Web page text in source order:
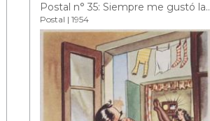
Postal n° 35:
Postal | 1954